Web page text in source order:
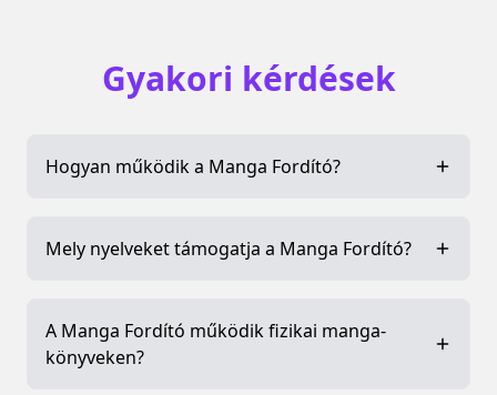
Gyakori kérdések
Hogyan működik a Manga Fordító?
Mely nyelveket támogatja a Manga Fordító?
A Manga Fordító működik fizikai manga-
könyveken?